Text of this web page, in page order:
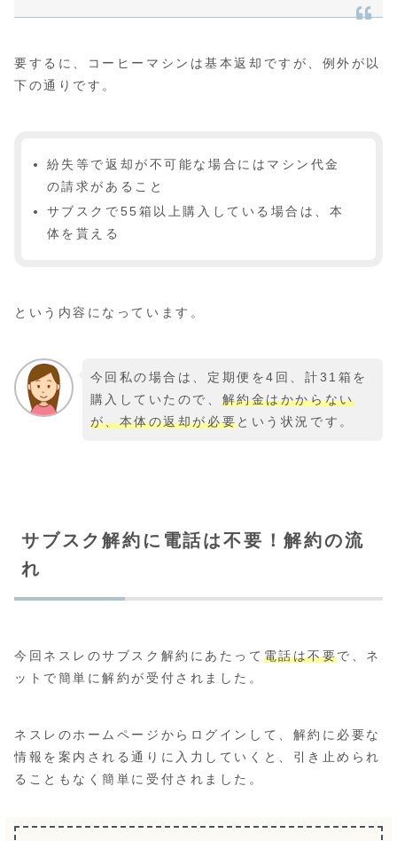
要するに、コーヒーマシンは基本返却ですが、例外が以
下の通りです。
紛失等で返却が不可能な場合にはマシン代金
の請求があること
サブスクで55箱以上購入している場合は、本
体を貰える
という内容になっています。
今回私の場合は、定期便を4回、計31箱を
購入していたので、 解約金はかからない
が、本体の返却が必要という状況です。
サブスク解約に電話は不要！解約の流
れ
今回ネスレのサブスク解約にあたって 電話は不要で、ネ
ットで簡単に解約が受付されました。
ネスレのホームページからログインして、解約に必要な
情報を案内される通りに入力していくと、引き止められ
ることもなく簡単に受付されました。